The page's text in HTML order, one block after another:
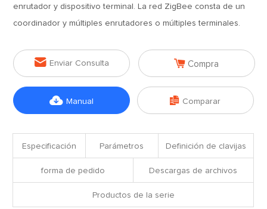
enrutador y dispositivo terminal. La red ZigBee consta de un
coordinador y múltiples enrutadores o múltiples terminales.
 Enviar Consulta  Compra
 Manual  Comparar
Especificación Parámetros Definición de clavijas
forma de pedido Descargas de archivos
Productos de la serie